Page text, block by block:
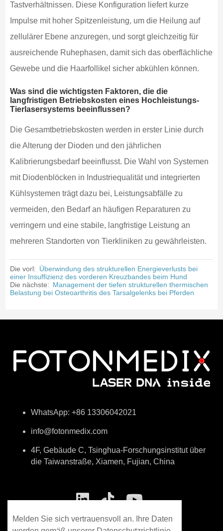
Tastverhältnissen. Diese Konfiguration liefert kurze
Impulse mit hoher Spitzenleistung, um die Heilung auf
zellulärer Ebene anzuregen, und sorgt gleichzeitig für
ausreichende Ruhephasen, damit sich das oberflächliche
Gewebe und die Haarfollikel sicher abkühlen können.
Was sind die wichtigsten Faktoren, die die
langfristigen Betriebskosten eines Hochleistungs-
Tierlasersystems beeinflussen?
Die Gesamtbetriebskosten werden in erster Linie durch
die Alterung der Dioden und den jährlichen
Kalibrierungsbedarf beeinflusst. Die Wahl von Systemen
mit Diodenblöcken in Industriequalität und integrierten
Kühlsystemen trägt dazu bei, Leistungsabfälle zu
vermeiden, den Bedarf an häufigen Reparaturen zu
verringern und eine stabile, langfristige Leistung an
mehreren Standorten von Tierkliniken zu gewährleisten.
Die vorl: Überwindung des strukturellen Energieverlusts bei
einer Insuffizienz des vorderen Kreuzbandes beim Hund
Die nächste: Management der tiefen strukturellen thermischen
Belastung bei Osteoarthritis des Tarsalgelenks bei Pferden
WhatsApp: +86 13306042021
info@fotonmedix.com
4F, Gebäude C, Tsinghua-Forschungsinstitut über
die Taiwanstraße, Xiamen, Fujian, China
Melden Sie sich vertrauensvoll an. Ihre Daten